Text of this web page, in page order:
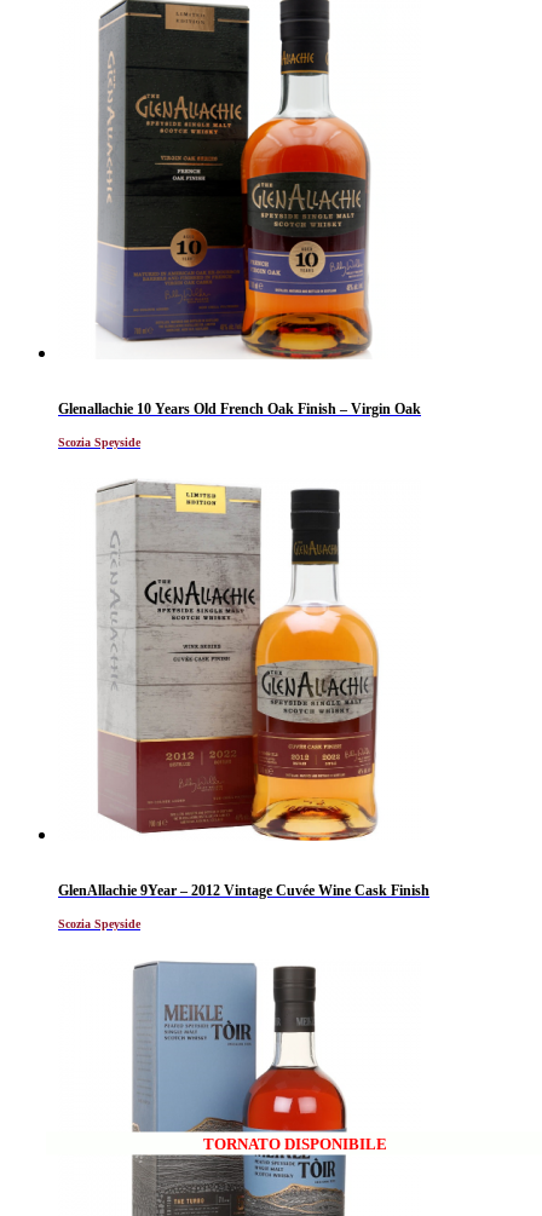
Glenallachie 10 Years Old French Oak Finish – Virgin Oak
Scozia Speyside
GlenAllachie 9Year – 2012 Vintage Cuvée Wine Cask Finish
Scozia Speyside
TORNATO DISPONIBILE